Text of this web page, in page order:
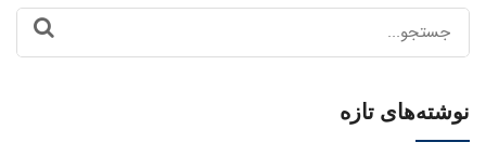
for:
نوشته‌های تازه